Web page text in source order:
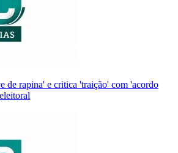
de rapina' e critica 'traição' com 'acordo